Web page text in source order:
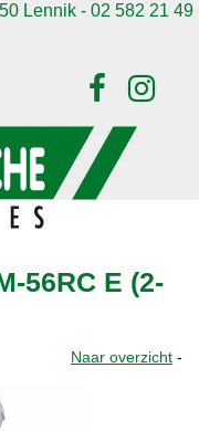
Lennik - 02 582 21 49
56RC E (2-
Naar overzicht -